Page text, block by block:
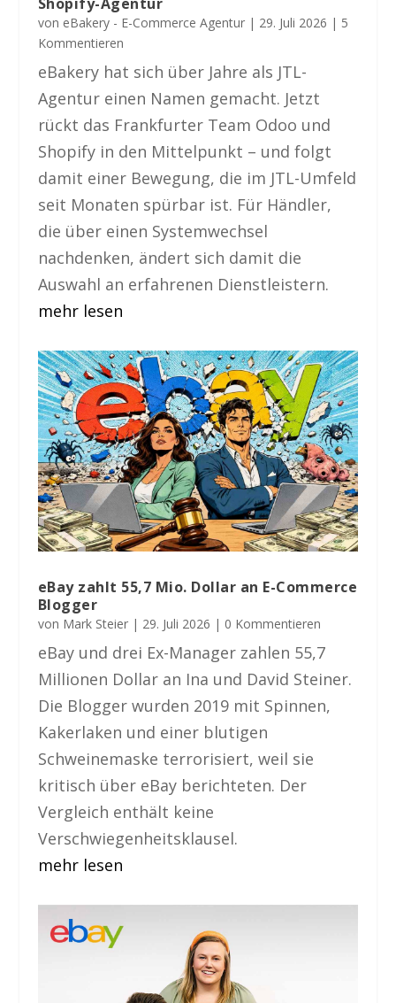
von eBakery - E-Commerce Agentur| 29. Juli 2026 | 5
Kommentieren
eBakery hat sich über Jahre als JTL-
Agentur einen Namen gemacht. Jetzt
rückt das Frankfurter Team Odoo und
Shopify in den Mittelpunkt – und folgt
damit einer Bewegung, die im JTL-Umfeld
seit Monaten spürbar ist. Für Händler,
die über einen Systemwechsel
nachdenken, ändert sich damit die
Auswahl an erfahrenen Dienstleistern.
mehr lesen
eBay zahlt 55,7 Mio. Dollar an E-Commerce
Blogger
von Mark Steier| 29. Juli 2026 | 0 Kommentieren
eBay und drei Ex-Manager zahlen 55,7
Millionen Dollar an Ina und David Steiner.
Die Blogger wurden 2019 mit Spinnen,
Kakerlaken und einer blutigen
Schweinemaske terrorisiert, weil sie
kritisch über eBay berichteten. Der
Vergleich enthält keine
Verschwiegenheitsklausel.
mehr lesen